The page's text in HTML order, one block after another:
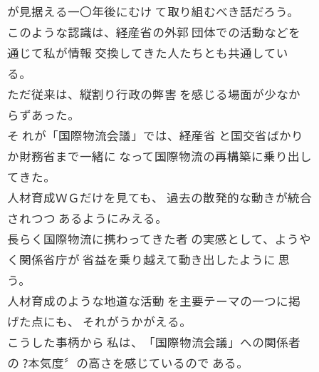
が見据える一〇年後にむけ て取り組むべき話だろう。
このような認識は、経産省の外郭 団体での活動などを
通じて私が情報 交換してきた人たちとも共通してい
る。
ただ従来は、縦割り行政の弊害 を感じる場面が少なか
らずあった。
そ れが「国際物流会議」では、経産省 と国交省ばかり
か財務省まで一緒に なって国際物流の再構築に乗り出し
てきた。
人材育成ＷＧだけを見ても、 過去の散発的な動きが統合
されつつ あるようにみえる。
長らく国際物流に携わってきた者 の実感として、ようや
く関係省庁が 省益を乗り越えて動き出したように 思
う。
人材育成のような地道な活動 を主要テーマの一つに掲
げた点にも、 それがうかがえる。
こうした事柄から 私は、「国際物流会議」への関係者
の ?本気度〞の高さを感じているので ある。